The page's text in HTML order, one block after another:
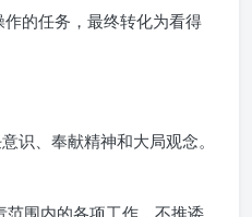
的任务，最终转化为看得
识、奉献精神和大局观念。
范围内的各项工作，不推诿、